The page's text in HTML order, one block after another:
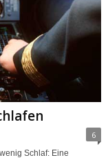
6
Schlaf: Eine